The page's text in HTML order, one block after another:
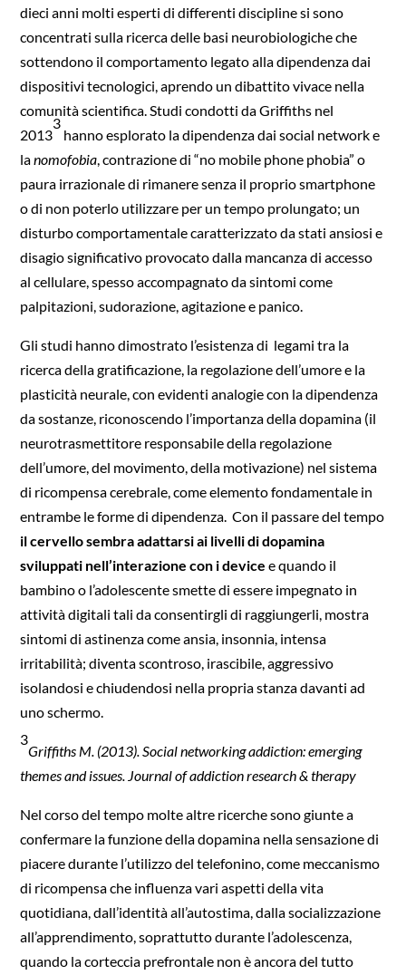
dieci anni molti esperti di differenti discipline si sono
concentrati sulla ricerca delle basi neurobiologiche che
sottendono il comportamento legato alla dipendenza dai
dispositivi tecnologici, aprendo un dibattito vivace nella
comunità scientifica. Studi condotti da Griffiths nel
2013
3
hanno esplorato la dipendenza dai social network e
lanomofobia, contrazione di “no mobile phone phobia” o
paura irrazionale di rimanere senza il proprio smartphone
o di non poterlo utilizzare per un tempo prolungato; un
disturbo comportamentale caratterizzato da stati ansiosi e
disagio significativo provocato dalla mancanza di accesso
al cellulare, spesso accompagnato da sintomi come
palpitazioni, sudorazione, agitazione e panico.
Gli studi hanno dimostrato l’esistenza di legami tra la
ricerca della gratificazione, la regolazione dell’umore e la
plasticità neurale, con evidenti analogie con la dipendenza
da sostanze, riconoscendo l’importanza della dopamina (il
neurotrasmettitore responsabile della regolazione
dell’umore, del movimento, della motivazione) nel sistema
di ricompensa cerebrale, come elemento fondamentale in
entrambe le forme di dipendenza. Con il passare del tempo
il cervello sembra adattarsi ai livelli di dopamina
sviluppati nell’interazione con i device e quando il
bambino o l’adolescente smette di essere impegnato in
attività digitali tali da consentirgli di raggiungerli, mostra
sintomi di astinenza come ansia, insonnia, intensa
irritabilità; diventa scontroso, irascibile, aggressivo
isolandosi e chiudendosi nella propria stanza davanti ad
uno schermo.
3
Griffiths M. (2013). Social networking addiction: emerging
themes and issues. Journal of addiction research & therapy
Nel corso del tempo molte altre ricerche sono giunte a
confermare la funzione della dopamina nella sensazione di
piacere durante l’utilizzo del telefonino, come meccanismo
di ricompensa che influenza vari aspetti della vita
quotidiana, dall’identità all’autostima, dalla socializzazione
all’apprendimento, soprattutto durante l’adolescenza,
quando la corteccia prefrontale non è ancora del tutto